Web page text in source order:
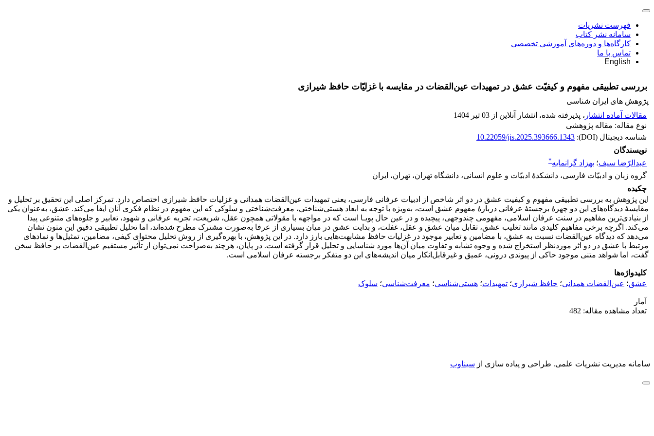
فهرست نشریات
سامانه نشر کتاب
کارگاه‌ها و دوره‌های آموزشی تخصصی
تماس با ما
English
بررسی تطبیقی مفهوم و کیفیّت عشق در تمهیدات عین‌القضات در مقایسه با غزلیّات حافظ شیرازی
پژوهش های ایران شناسی
مقالات آماده انتشار ، پذیرفته شده، انتشار آنلاین از 03 تیر 1404
نوع مقاله: مقاله پژوهشی
شناسه دیجیتال (DOI):
10.22059/jis.2025.393666.1343
نویسندگان
عبدالرّضا سیف؛ بهزاد گرانمایه*
گروه زبان و ادبیّات فارسی، دانشکدۀ ادبیّات و علوم انسانی، دانشگاه تهران، تهران، ایران
چکیده
این پژوهش به بررسی تطبیقی مفهوم و کیفیت عشق در دو اثر شاخص از ادبیات عرفانی فارسی، یعنی تمهیدات عین‌القضات همدانی و غزلیات حافظ شیرازی اختصاص دارد. تمرکز اصلی این تحقیق بر تحلیل و
مقایسۀ دیدگاه‌های این دو چهرۀ برجستۀ عرفانی دربارۀ مفهوم عشق است، به‌ویژه با توجه به ابعاد هستی‌شناختی، معرفت‌شناختی و سلوکی که این مفهوم در نظام فکری آنان ایفا می‌کند. عشق، به‌عنوان یکی
از بنیادی‌ترین مفاهیم در سنت عرفان اسلامی، مفهومی چندوجهی، پیچیده و در عین حال پویـا است که در مواجهه با مقولاتی همچون عقل، شریعت، تجربه عرفانی و شهود، تعابیر و جلوه‌های متنوعی پیدا
می‌کند. اگرچه برخی مفاهیم کلیدی مانند تغلیب عشق، تقابل میان عشق و عقل، غفلت، و بدایت عشق در میان بسیاری از عرفا به‌صورت مشترک مطرح شده‌اند، اما تحلیل تطبیقی دقیق این متون نشان
می‌دهد که دیدگاه عین‌القضات نسبت به عشق، با مضامین و تعابیر موجود در غزلیات حافظ مشابهت‌هایی بارز دارد. در این پژوهش، با بهره‌گیری از روش تحلیل محتوای کیفی، مضامین، تمثیل‌ها و نمادهای
مرتبط با عشق در دو اثر موردنظر استخراج شده و وجوه تشابه و تفاوت میان آن‌ها مورد شناسایی و تحلیل قرار گرفته است. در پایان، هرچند به‌صراحت نمی‌توان از تأثیر مستقیم عین‌القضات بر حافظ سخن
گفت، اما شواهد متنی موجود حاکی از پیوندی درونی، عمیق و غیرقابل‌انکار میان اندیشه‌های این دو متفکر برجسته عرفان اسلامی است.
کلیدواژه‌ها
عشق؛ عین‌القضات همدانی؛ حافظ شیرازی؛ تمهیدات؛ هستی‌شناسی؛ معرفت‌شناسی؛ سلوک
آمار
تعداد مشاهده مقاله: 482
سامانه مدیریت نشریات علمی. طراحی و پیاده سازی از سیناوب